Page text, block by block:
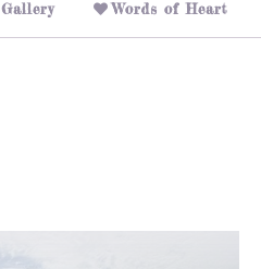
Gallery Words of Heart